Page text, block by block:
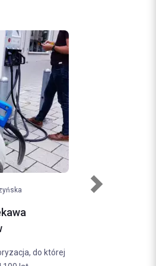
09/12/2022 Klaudia Malinowska
Holowanie motocykla - jak
bezpiecznie?
Holowanie motocykla to dużo mniej
Next